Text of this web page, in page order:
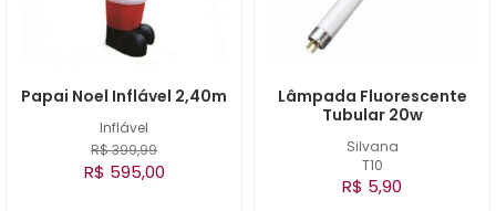
Inflável
Papai Noel Inflável 2,40m
R$ 399,99
R$ 595,00
Silvana
T10
Lâmpada Fluorescente
Tubular 20w
R$ 5,90